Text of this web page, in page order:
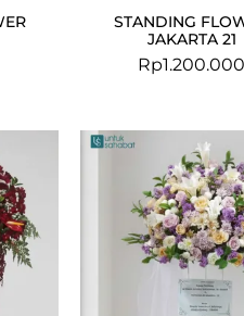
STANDING
JAKARTA 21
Rp1.200.000